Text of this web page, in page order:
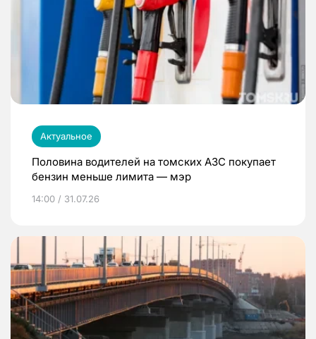
Актуальное
Половина водителей на томских АЗС покупает
бензин меньше лимита — мэр
14:00 / 31.07.26